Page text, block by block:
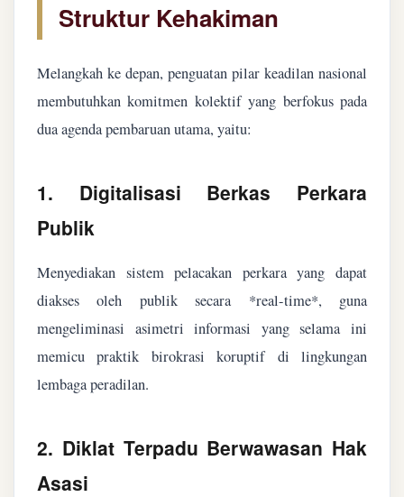
Struktur Kehakiman
Melangkah ke depan, penguatan pilar keadilan nasional
membutuhkan komitmen kolektif yang berfokus pada
dua agenda pembaruan utama, yaitu:
1. Digitalisasi Berkas Perkara
Publik
Menyediakan sistem pelacakan perkara yang dapat
diakses oleh publik secara *real-time*, guna
mengeliminasi asimetri informasi yang selama ini
memicu praktik birokrasi koruptif di lingkungan
lembaga peradilan.
2. Diklat Terpadu Berwawasan Hak
Asasi